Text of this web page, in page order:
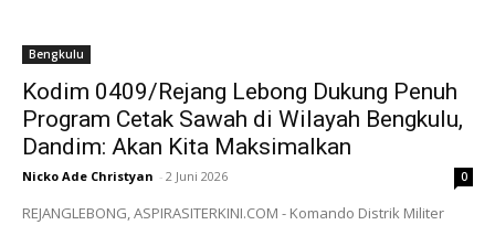
Bengkulu
Kodim 0409/Rejang Lebong Dukung Penuh
Program Cetak Sawah di Wilayah Bengkulu,
Dandim: Akan Kita Maksimalkan
Nicko Ade Christyan - 2 Juni 2026 0
REJANGLEBONG, ASPIRASITERKINI.COM - Komando Distrik Militer